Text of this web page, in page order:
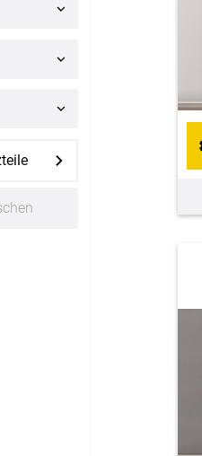
Gardinen
Lamellenvorhang
Maßanfertigung